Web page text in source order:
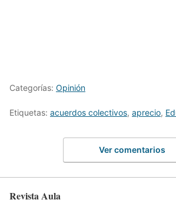
Categorías: Opinión
Etiquetas: acuerdos colectivos, aprecio,
Ver comentarios
Revista Aula